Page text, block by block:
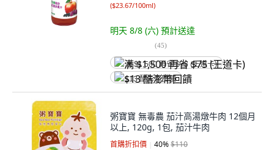
($23.67/100ml)
明天 8/8 (六) 預計送達
(45)
满 $1,500 再省 $75 (王道卡)
$13 酷澎幣回饋
粥寶寶 無毒農 茄汁高湯燉牛肉 12個月
以上, 120g, 1包, 茄汁牛肉
首購折扣價 40%$110